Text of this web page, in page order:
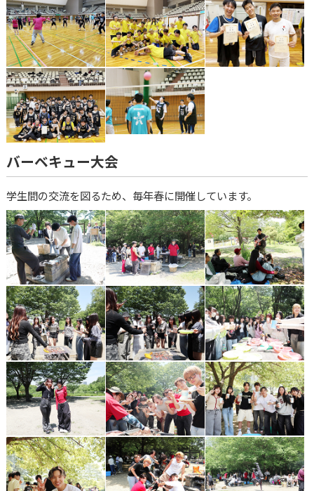
バーベキュー大会
学生間の交流を図るため、毎年春に開催しています。